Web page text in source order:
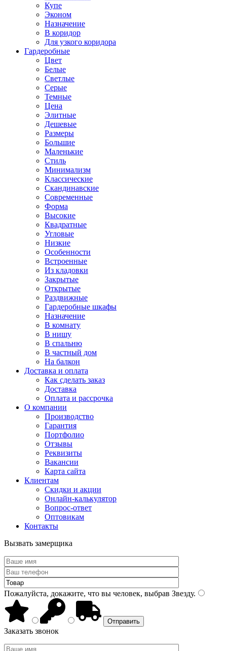
Купе
Эконом
Назначение
В коридор
Для узкого коридора
Гардеробные
Цвет
Белые
Светлые
Серые
Темные
Цена
Элитные
Дешевые
Размеры
Большие
Маленькие
Стиль
Минимализм
Классические
Скандинавские
Современные
Форма
Высокие
Квадратные
Угловые
Низкие
Особенности
Встроенные
Из кладовки
Закрытые
Открытые
Раздвижные
Гардеробные шкафы
Назначение
В комнату
В нишу
В спальню
В частный дом
На балкон
Доставка и оплата
Как сделать заказ
Доставка
Оплата и рассрочка
О компании
Производство
Гарантия
Портфолио
Отзывы
Реквизиты
Вакансии
Карта сайта
Клиентам
Скидки и акции
Онлайн-калькулятор
Вопрос-ответ
Оптовикам
Контакты
Вызвать замерщика
Пожалуйста, докажите, что вы человек, выбрав Звезду.
Заказать звонок